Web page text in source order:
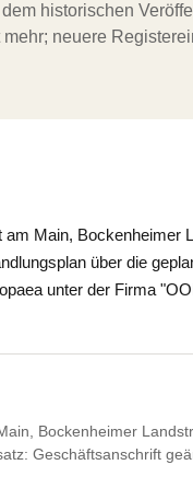
historischen
neuere
Main, Bockenheimer
über die
unter der Firma
Bockenheimer
Geschäftsanschrift